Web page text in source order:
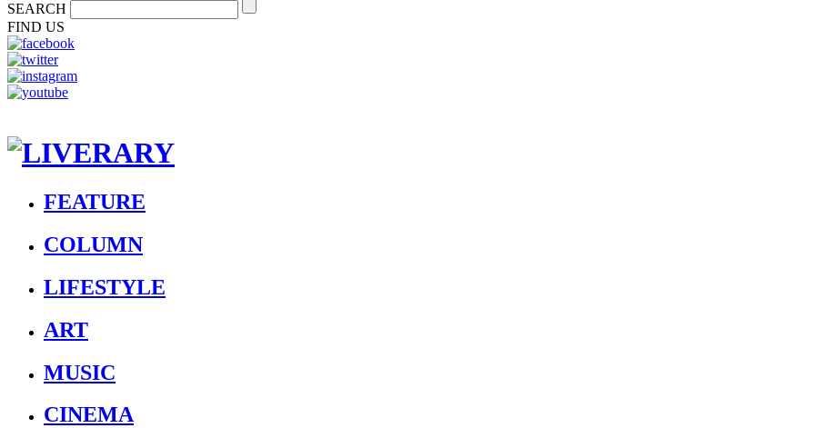
SEARCH
FIND US
FEATURE
COLUMN
LIFESTYLE
ART
MUSIC
CINEMA